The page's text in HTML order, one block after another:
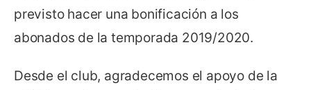
previsto hacer una bonificación a los
abonados de la temporada 2019/2020.
Desde el club, agradecemos el apoyo de la